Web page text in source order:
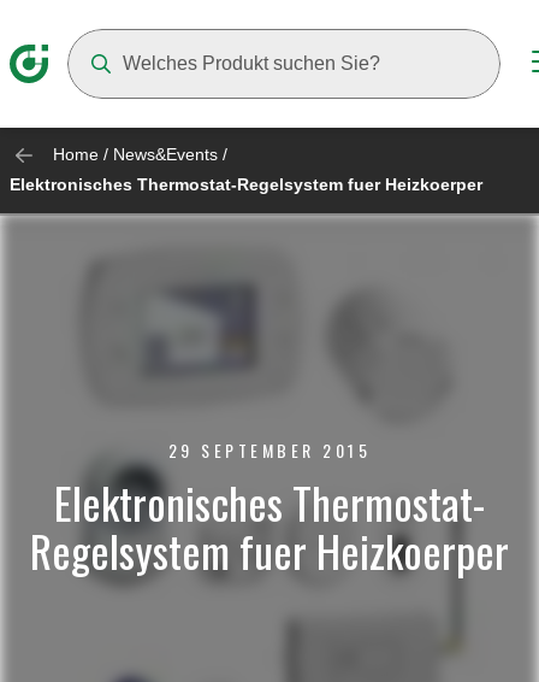
Home / News&Events /
Elektronisches Thermostat-Regelsystem fuer Heizkoerper
29 SEPTEMBER 2015
Elektronisches Thermostat-
Regelsystem fuer Heizkoerper